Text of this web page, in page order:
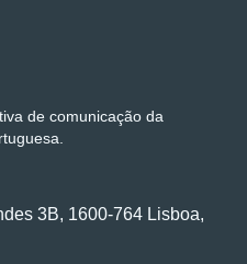
de comunicação da
3B, 1600-764 Lisboa,